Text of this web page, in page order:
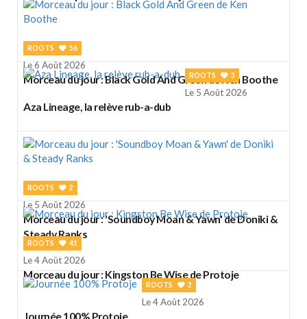
ROOTS 56
Le 6 Août 2026
Morceau du jour : Black Gold And Green de Ken Boothe
ROOTS 3
Le 5 Août 2026
Aza Lineage, la relève rub-a-dub
ROOTS 2
Le 5 Août 2026
Morceau du jour : 'Soundboy Moan & Yawn' de Doniki &
Steady Ranks
ROOTS 41
Le 4 Août 2026
Morceau du jour : Kingston Be Wise de Protoje
ROOTS 2
Le 4 Août 2026
Journée 100% Protoje